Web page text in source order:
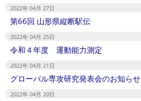
2022年 04月 27日
第66回 山形県縦断駅伝
2022年 04月 25日
令和４年度 運動能力測定
2022年 04月 21日
グローバル専攻研究発表会のお知らせ
2022年 04月 20日